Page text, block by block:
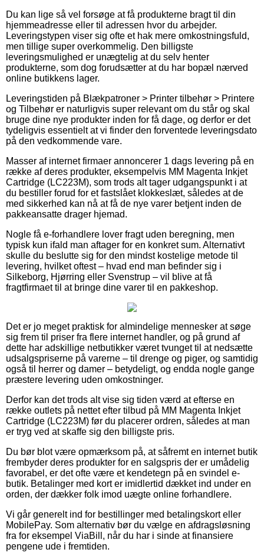
Du kan lige så vel forsøge at få produkterne bragt til din
hjemmeadresse eller til adressen hvor du arbejder.
Leveringstypen viser sig ofte et hak mere omkostningsfuld,
men tillige super overkommelig. Den billigste
leveringsmulighed er unægtelig at du selv henter
produkterne, som dog forudsætter at du har bopæl nærved
online butikkens lager.
Leveringstiden på Blækpatroner > Printer tilbehør > Printere
og Tilbehør er naturligvis super relevant om du står og skal
bruge dine nye produkter inden for få dage, og derfor er det
tydeligvis essentielt at vi finder den forventede leveringsdato
på den vedkommende vare.
Masser af internet firmaer annoncerer 1 dags levering på en
række af deres produkter, eksempelvis MM Magenta Inkjet
Cartridge (LC223M), som trods alt tager udgangspunkt i at
du bestiller forud for et fastslået klokkeslæt, således at de
med sikkerhed kan nå at få de nye varer betjent inden de
pakkeansatte drager hjemad.
Nogle få e-forhandlere lover fragt uden beregning, men
typisk kun ifald man aftager for en konkret sum. Alternativt
skulle du beslutte sig for den mindst kostelige metode til
levering, hvilket oftest – hvad end man befinder sig i
Silkeborg, Hjørring eller Svenstrup – vil blive at få
fragtfirmaet til at bringe dine varer til en pakkeshop.
Det er jo meget praktisk for almindelige mennesker at søge
sig frem til priser fra flere internet handler, og på grund af
dette har adskillige netbutikker været tvunget til at nedsætte
udsalgspriserne på varerne – til drenge og piger, og samtidig
også til herrer og damer – betydeligt, og endda nogle gange
præstere levering uden omkostninger.
Derfor kan det trods alt vise sig tiden værd at efterse en
række outlets på nettet efter tilbud på MM Magenta Inkjet
Cartridge (LC223M) før du placerer ordren, således at man
er tryg ved at skaffe sig den billigste pris.
Du bør blot være opmærksom på, at såfremt en internet butik
frembyder deres produkter for en salgspris der er umådelig
favorabel, er det ofte være et kendetegn på en svindel e-
butik. Betalinger med kort er imidlertid dækket ind under en
orden, der dækker folk imod uægte online forhandlere.
Vi går generelt ind for bestillinger med betalingskort eller
MobilePay. Som alternativ bør du vælge en afdragsløsning
fra for eksempel ViaBill, når du har i sinde at finansiere
pengene ude i fremtiden.